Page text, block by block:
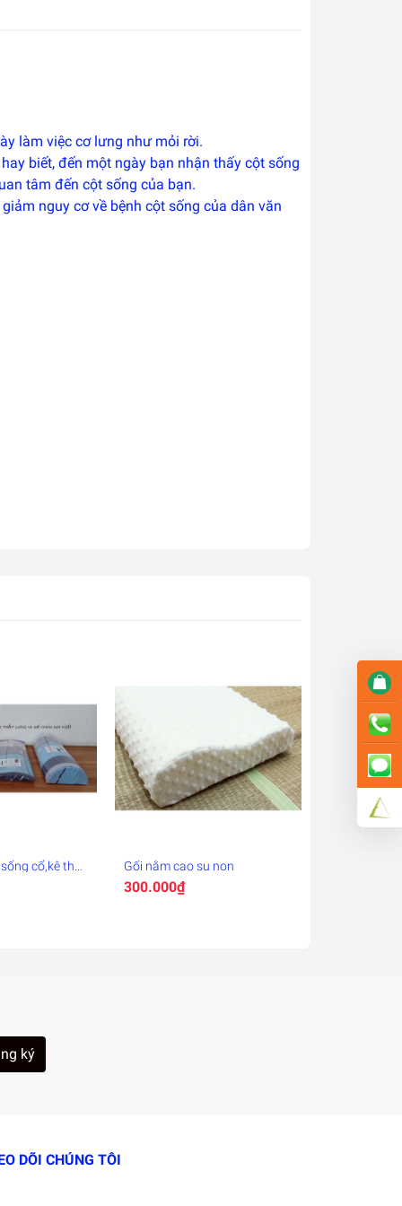
làm việc cơ lưng như mỏi rời.
biết, đến một ngày bạn nhận thấy cột sống
tâm đến cột sống của bạn.
nguy cơ về bệnh cột sống của dân văn
cổ,kê thắt
ngủ
Gối nằm cao su non
300.000₫
ký
DÕI CHÚNG TÔI